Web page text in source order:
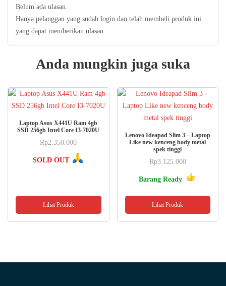
Belum ada ulasan.
Hanya pelanggan yang sudah login dan telah membeli produk ini
yang dapat memberikan ulasan.
Anda mungkin juga suka
Laptop Asus X441U Ram 4gb
SSD 256gb Intel Core I3-7020U
Rp2.350.000
SOLD OUT
Lihat Produk
Lenovo Ideapad Slim 3 – Laptop
Like new kenceng body metal
spek tinggi
Rp3.125.000
Barang Ready
Lihat Produk